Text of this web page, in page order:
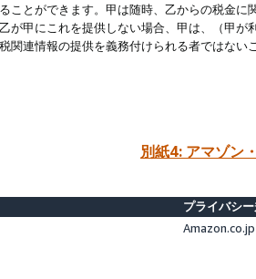
ことができます。甲は随時、乙からの税金
が甲にこれを提供しない場合、甲は、（甲
関連情報の提供を義務付けられる者ではな
別紙4: アマゾン
プライバシ